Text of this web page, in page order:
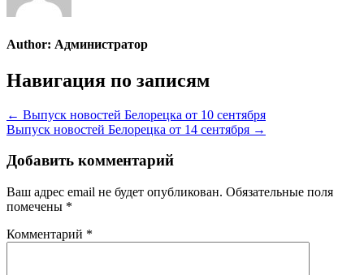
Author: Администратор
Навигация по записям
← Выпуск новостей Белорецка от 10 сентября
Выпуск новостей Белорецка от 14 сентября →
Добавить комментарий
Ваш адрес email не будет опубликован. Обязательные поля
помечены *
Комментарий *